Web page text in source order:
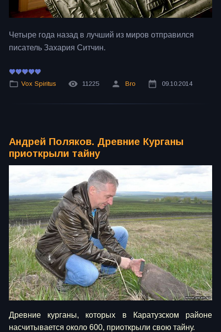
Четыре года назад в лучший из миров отправился
писатель Захария Ситчин.
Vox Spiritus 11225 Bro 09.10.2014
Андрей Поляков. Древние Курганы
приоткрыли тайну
Древние курганы, которых в Каратузском районе
насчитывается около 600, приоткрыли свою тайну.